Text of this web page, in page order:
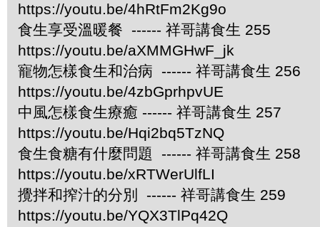
https://youtu.be/4hRtFm2Kg9o
食生享受溫暖餐 ------ 祥哥講食生 255
https://youtu.be/aXMMGHwF_jk
寵物怎樣食生和治病 ------ 祥哥講食生 256
https://youtu.be/4zbGprhpvUE
中風怎樣食生療癒 ------ 祥哥講食生 257
https://youtu.be/Hqi2bq5TzNQ
食生食糖有什麼問題 ------ 祥哥講食生 258
https://youtu.be/xRTWerUlfLI
攪拌和搾汁的分別 ------ 祥哥講食生 259
https://youtu.be/YQX3TlPq42Q